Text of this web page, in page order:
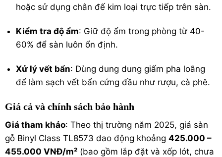
hoặc sử dụng chân đế kim loại trực tiếp trên sàn.
Kiểm tra độ ẩm: Giữ độ ẩm trong phòng từ 40-
60% để sàn luôn ổn định.
Xử lý vết bẩn: Dùng dung dung giấm pha loãng
để làm sạch vết bẩn cứng đầu như rượu, cà phê.
Giá cả và chính sách bảo hành
Giá tham khảo: Theo thị trường năm 2025, giá sàn
gỗ Binyl Class TL8573 dao động khoảng 425.000 –
455.000 VNĐ/m² (bao gồm lắp đặt và xốp lót, chưa